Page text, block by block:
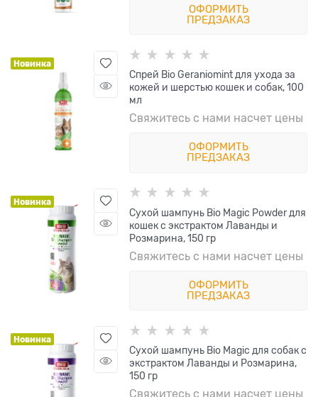
ОФОРМИТЬ
ПРЕДЗАКАЗ
Новинка
Спрей Bio Geraniomint для ухода за
кожей и шерстью кошек и собак, 100
мл
Свяжитесь с нами насчет цены
ОФОРМИТЬ
ПРЕДЗАКАЗ
Новинка
Сухой шампунь Bio Magic Powder для
кошек с экстрактом Лаванды и
Розмарина, 150 гр
Свяжитесь с нами насчет цены
ОФОРМИТЬ
ПРЕДЗАКАЗ
Новинка
Сухой шампунь Bio Magic для собак с
экстрактом Лаванды и Розмарина,
150 гр
Свяжитесь с нами насчет цены